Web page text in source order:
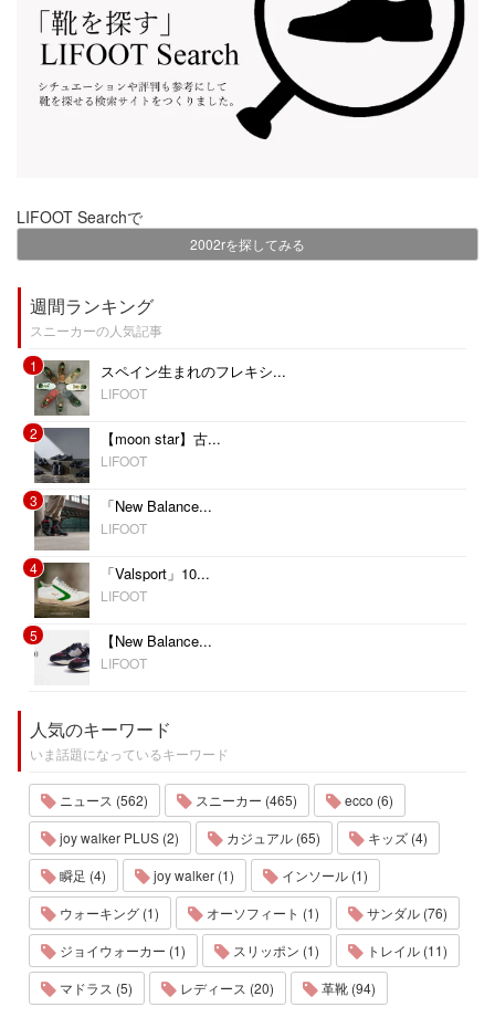
LIFOOT Searchで
2002rを探してみる
週間ランキング
スニーカーの人気記事
1
スペイン生まれのフレキシ...
LIFOOT
2 【moon star】古...
LIFOOT
3 「New Balance...
LIFOOT
4 「Valsport」10...
LIFOOT
5 【New Balance...
LIFOOT
人気のキーワード
いま話題になっているキーワード
ニュース (562) スニーカー (465)
ecco (6)
joy walker PLUS (2)
カジュアル (65)
キッズ (4)
瞬足 (4)
joy walker (1)
インソール (1)
ウォーキング (1)
オーソフィート (1)
サンダル (76)
ジョイウォーカー (1)
スリッポン (1)
トレイル (11)
マドラス (5)
レディース (20) 革靴 (94)